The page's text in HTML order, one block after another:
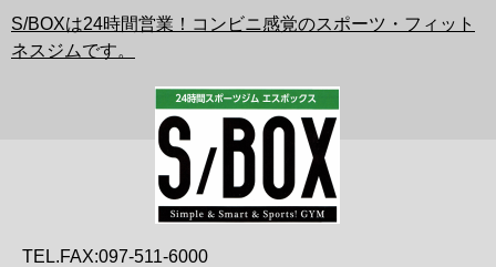
S/BOXは24時間営業！コンビニ感覚のスポーツ・フィット
ネスジムです。
TEL.FAX:097-511-6000